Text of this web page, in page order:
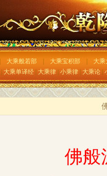
大乘般若部 大乘宝积部
大乘
大乘单译经 大乘律 小乘律 大乘论
佛般